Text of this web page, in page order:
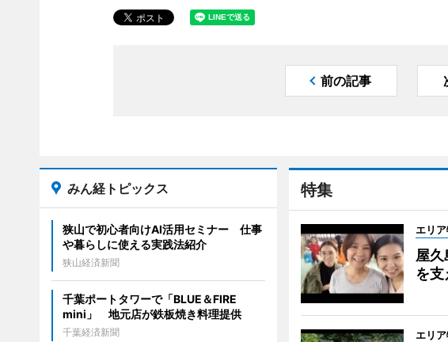
前の記事
特集
エリ
屋
を支
エリ
みん経トピックス
狭山で初心者向けAI活用セミナー 仕事
や暮らしに使える実践法紹介
狭山経済新聞
千葉ポートタワーで「BLUE＆FIRE
mini」 地元店が鉄板焼き料理提供
千葉経済新聞